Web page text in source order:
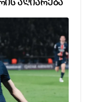
აღიარება